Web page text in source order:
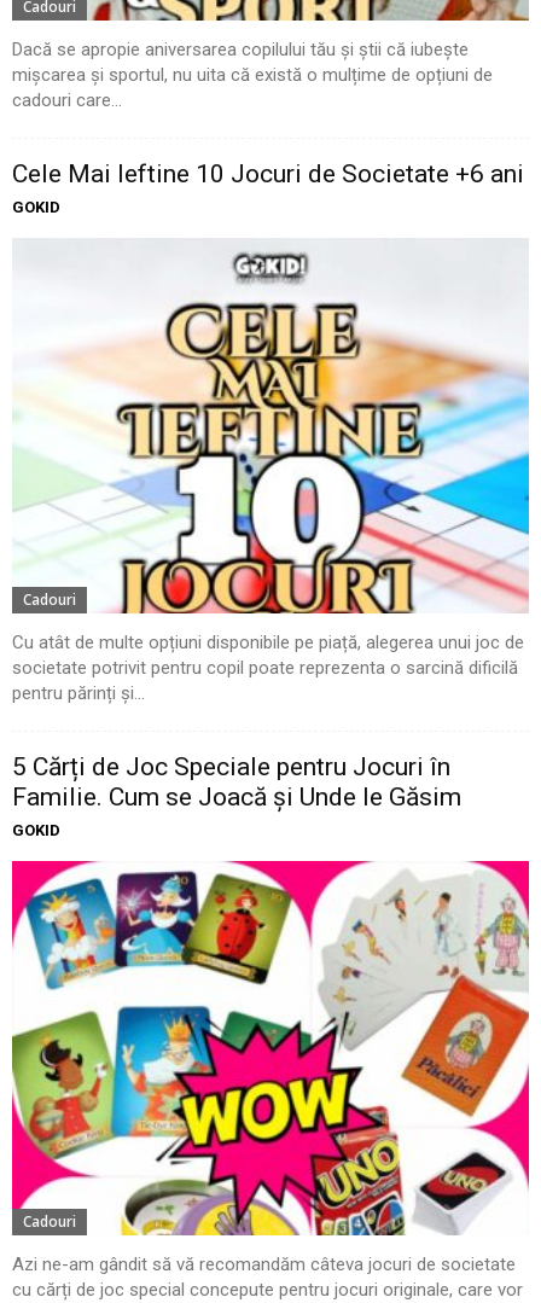
Cadouri
Dacă se apropie aniversarea copilului tău și știi că iubește
mișcarea și sportul, nu uita că există o mulțime de opțiuni de
cadouri care...
Cele Mai Ieftine 10 Jocuri de Societate +6 ani
GOKID
Cadouri
Cu atât de multe opțiuni disponibile pe piață, alegerea unui joc de
societate potrivit pentru copil poate reprezenta o sarcină dificilă
pentru părinți și...
5 Cărți de Joc Speciale pentru Jocuri în
Familie. Cum se Joacă și Unde le Găsim
GOKID
Cadouri
Azi ne-am gândit să vă recomandăm câteva jocuri de societate
cu cărți de joc special concepute pentru jocuri originale, care vor